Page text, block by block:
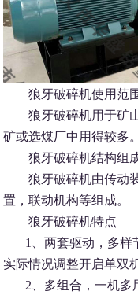
狼牙破碎机使用范
狼牙破碎机用于矿山
矿或选煤厂中用得较多。
狼牙破碎机结构组
狼牙破碎机由传动装
置，联动机构等组成。
狼牙破碎机特点
1、两套驱动，多样
实际情况调整开启单双
2、多组合，一机多